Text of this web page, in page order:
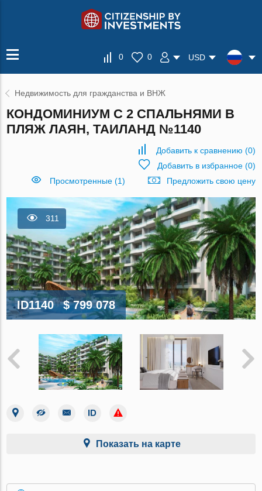
0 0 USD
Недвижимость для гражданства и ВНЖ
КОНДОМИНИУМ С 2 СПАЛЬНЯМИ В
ПЛЯЖ ЛАЯН, ТАИЛАНД №1140
Добавить к сравнению (0)
Добавить в избранное(0)
Просмотренные (1)
Предложить свою цену
311
ID1140 $ 799 078
Показать на карте